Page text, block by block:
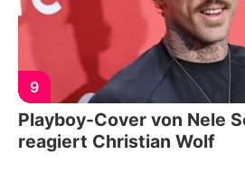
9
Playboy-Cover von Nele
reagiert Christian Wolf